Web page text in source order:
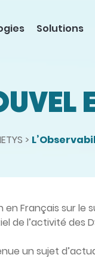
Solutions
>
Français sur le
de l’activité des
un sujet